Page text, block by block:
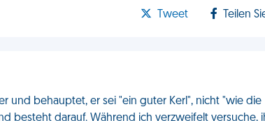
Tweet Teilen
und behauptet, er sei "ein guter Kerl", nicht "wie die
besteht darauf. Während ich verzweifelt versuche,